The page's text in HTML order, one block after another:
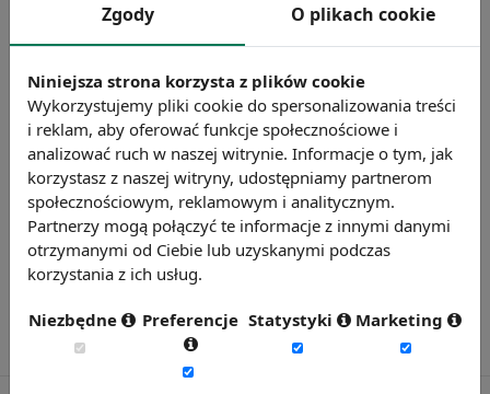
Chcesz wiedzieć więcej?
Zobacz więcej wiadomości
Zgody O plikach cookie
Niniejsza strona korzysta z plików cookie
Wykorzystujemy pliki cookie do spersonalizowania treści
i reklam, aby oferować funkcje społecznościowe i
analizować ruch w naszej witrynie. Informacje o tym, jak
korzystasz z naszej witryny, udostępniamy partnerom
społecznościowym, reklamowym i analitycznym.
Partnerzy mogą połączyć te informacje z innymi danymi
otrzymanymi od Ciebie lub uzyskanymi podczas
korzystania z ich usług.
Niezbędne Preferencje Statystyki Marketing